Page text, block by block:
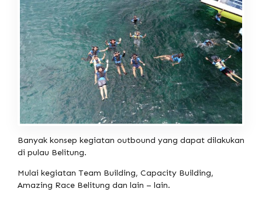
Banyak konsep kegiatan outbound yang dapat dilakukan
di pulau Belitung.
Mulai kegiatan Team Building, Capacity Building,
Amazing Race Belitung dan lain – lain.